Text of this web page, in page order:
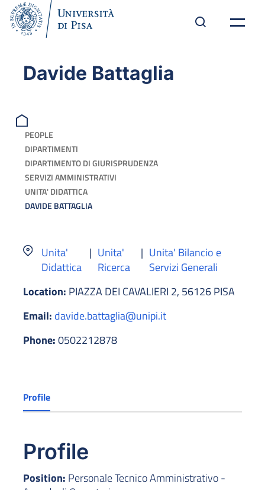
Davide Battaglia
PEOPLE
DIPARTIMENTI
DIPARTIMENTO DI GIURISPRUDENZA
SERVIZI AMMINISTRATIVI
UNITA' DIDATTICA
DAVIDE BATTAGLIA
Unita'
Didattica
| Unita'
Ricerca
| Unita' Bilancio e
Servizi Generali
Location: PIAZZA DEI CAVALIERI 2, 56126 PISA
Email: davide.battaglia@unipi.it
Phone:0502212878
Profile
Profile
Position: Personale Tecnico Amministrativo -